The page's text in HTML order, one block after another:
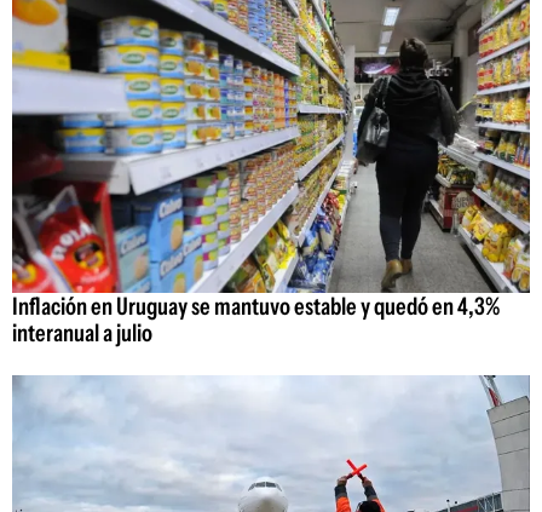
Inflación en Uruguay se mantuvo estable y quedó en 4,3%
interanual a julio